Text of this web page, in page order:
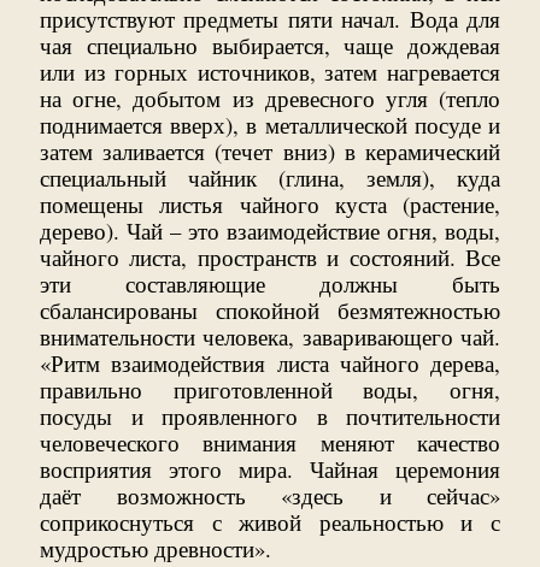
присутствуют предметы пяти начал. Вода для
чая специально выбирается, чаще дождевая
или из горных источников, затем нагревается
на огне, добытом из древесного угля (тепло
поднимается вверх), в металлической посуде и
затем заливается (течет вниз) в керамический
специальный чайник (глина, земля), куда
помещены листья чайного куста (растение,
дерево). Чай – это взаимодействие огня, воды,
чайного листа, пространств и состояний. Все
эти составляющие должны быть
сбалансированы спокойной безмятежностью
внимательности человека, заваривающего чай.
«Ритм взаимодействия листа чайного дерева,
правильно приготовленной воды, огня,
посуды и проявленного в почтительности
человеческого внимания меняют качество
восприятия этого мира. Чайная церемония
даёт возможность «здесь и сейчас»
соприкоснуться с живой реальностью и с
мудростью древности».